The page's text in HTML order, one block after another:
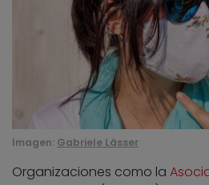
Imagen: Gabriele Lässer
Organizaciones como la